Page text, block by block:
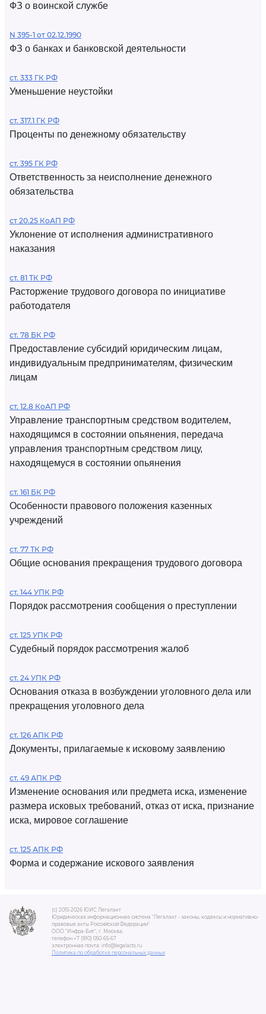
ФЗ о воинской службе
N 395-1 от 02.12.1990
ФЗ о банках и банковской деятельности
ст. 333 ГК РФ
Уменьшение неустойки
ст. 317.1 ГК РФ
Проценты по денежному обязательству
ст. 395 ГК РФ
Ответственность за неисполнение денежного
обязательства
ст 20.25 КоАП РФ
Уклонение от исполнения административного
наказания
ст. 81 ТК РФ
Расторжение трудового договора по инициативе
работодателя
ст. 78 БК РФ
Предоставление субсидий юридическим лицам,
индивидуальным предпринимателям, физическим
лицам
ст. 12.8 КоАП РФ
Управление транспортным средством водителем,
находящимся в состоянии опьянения, передача
управления транспортным средством лицу,
находящемуся в состоянии опьянения
ст. 161 БК РФ
Особенности правового положения казенных
учреждений
ст. 77 ТК РФ
Общие основания прекращения трудового договора
ст. 144 УПК РФ
Порядок рассмотрения сообщения о преступлении
ст. 125 УПК РФ
Судебный порядок рассмотрения жалоб
ст. 24 УПК РФ
Основания отказа в возбуждении уголовного дела или
прекращения уголовного дела
ст. 126 АПК РФ
Документы, прилагаемые к исковому заявлению
ст. 49 АПК РФ
Изменение основания или предмета иска, изменение
размера исковых требований, отказ от иска, признание
иска, мировое соглашение
ст. 125 АПК РФ
Форма и содержание искового заявления
(c) 2015-2026 ЮИС Легалакт
Юридическая информационная система "Легалакт - законы, кодексы и нормативно-
правовые акты Российской Федерации"
ООО "Инфра-Бит", г. Москва.
телефон +7 (910) 050-65-67
электронная почта: info@legalacts.ru
Политика по обработке персональных данных